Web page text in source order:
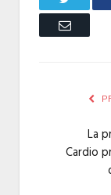
Email
La
Cardio